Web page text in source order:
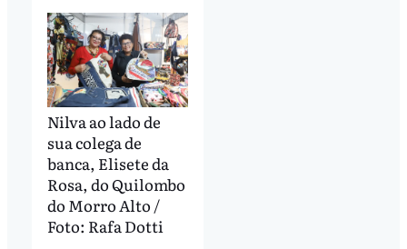
Nilva ao lado de
sua colega de
banca, Elisete da
Rosa, do Quilombo
do Morro Alto /
Foto: Rafa Dotti